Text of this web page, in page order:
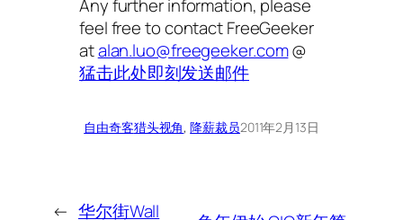
Any further information, please
feel free to contact FreeGeeker
atalan.luo@freegeeker.com@
猛击此处即刻发送邮件
自由奇客猎头视角, 降薪裁员2011年2月13日
← 华尔街Wall